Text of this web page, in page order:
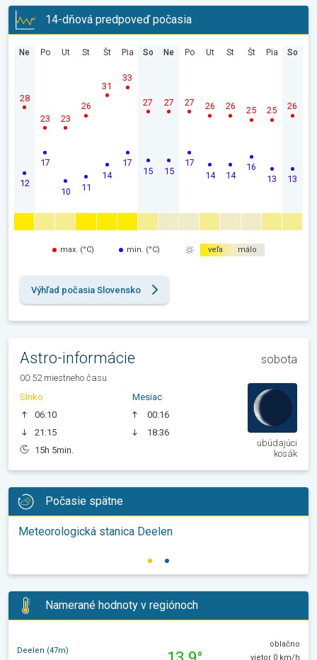
14-dňová predpoveď počasia
Ne
12
28
Po
17
23
Ut
10
23
St
11
26
Št
14
31
Pia
17
33
So
15
27
Ne
15
27
Po
17
27
Ut
14
26
St
14
26
Št
16
25
Pia
13
25
So
13
26
max. (°C) min. (°C) veľa málo
Výhľad počasia Slovensko
Astro-informácie sobota
00:52 miestneho času
Slnko
06:10
21:15
15h 5min.
Mesiac
00:16
18:36
ubúdajúci
kosák
Počasie spätne
Meteorologická stanica Deelen
Namerané hodnoty v regiónoch
Deelen (47m)
oblačno
vietor 0 km/h